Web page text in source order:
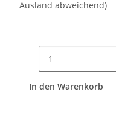
Ausland abweichend)
In den Warenkorb